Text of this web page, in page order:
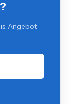
Angebot